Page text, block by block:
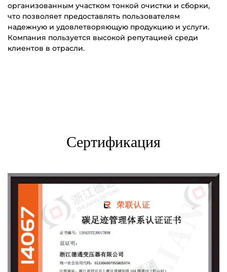
организованным участком тонкой очистки и сборки,
что позволяет предоставлять пользователям
надежную и удовлетворяющую продукцию и услуги.
Компания пользуется высокой репутацией среди
клиентов в отрасли.
Сертификация